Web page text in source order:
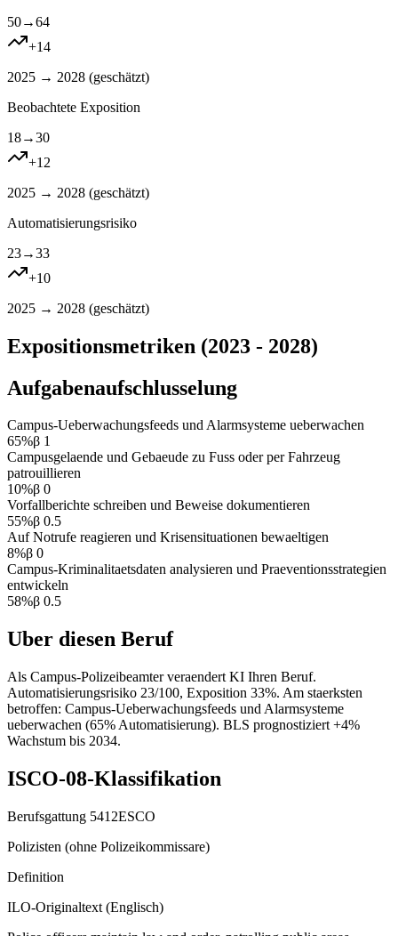
50→64
+14
2025 → 2028 (geschätzt)
Beobachtete Exposition
18→30
+12
2025 → 2028 (geschätzt)
Automatisierungsrisiko
23→33
+10
2025 → 2028 (geschätzt)
Expositionsmetriken (2023 - 2028)
Aufgabenaufschlusselung
Campus-Ueberwachungsfeeds und Alarmsysteme ueberwachen
65%β 1
Campusgelaende und Gebaeude zu Fuss oder per Fahrzeug
patrouillieren
10%β 0
Vorfallberichte schreiben und Beweise dokumentieren
55%β 0.5
Auf Notrufe reagieren und Krisensituationen bewaeltigen
8%β 0
Campus-Kriminalitaetsdaten analysieren und Praeventionsstrategien
entwickeln
58%β 0.5
Uber diesen Beruf
Als Campus-Polizeibeamter veraendert KI Ihren Beruf.
Automatisierungsrisiko 23/100, Exposition 33%. Am staerksten
betroffen: Campus-Ueberwachungsfeeds und Alarmsysteme
ueberwachen (65% Automatisierung). BLS prognostiziert +4%
Wachstum bis 2034.
ISCO-08-Klassifikation
Berufsgattung 5412ESCO
Polizisten (ohne Polizeikommissare)
Definition
ILO-Originaltext (Englisch)